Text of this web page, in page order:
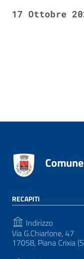
17 Ottobre
RECAPITI
Indirizzo
Via G.Chiarlone, 47
17058, Piana Crixia